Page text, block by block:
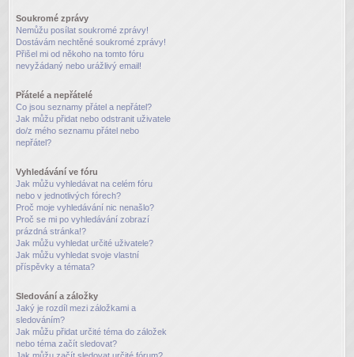
Soukromé zprávy
Nemůžu posílat soukromé zprávy!
Dostávám nechtěné soukromé zprávy!
Přišel mi od někoho na tomto fóru
nevyžádaný nebo urážlivý email!
Přátelé a nepřátelé
Co jsou seznamy přátel a nepřátel?
Jak můžu přidat nebo odstranit uživatele
do/z mého seznamu přátel nebo
nepřátel?
Vyhledávání ve fóru
Jak můžu vyhledávat na celém fóru
nebo v jednotlivých fórech?
Proč moje vyhledávání nic nenašlo?
Proč se mi po vyhledávání zobrazí
prázdná stránka!?
Jak můžu vyhledat určité uživatele?
Jak můžu vyhledat svoje vlastní
příspěvky a témata?
Sledování a záložky
Jaký je rozdíl mezi záložkami a
sledováním?
Jak můžu přidat určité téma do záložek
nebo téma začít sledovat?